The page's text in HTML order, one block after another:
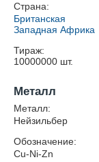
Страна:
Британская
Западная Африка
Тираж:
10000000 шт.
Металл
Металл:
Нейзильбер
Обозначение:
Cu-Ni-Zn